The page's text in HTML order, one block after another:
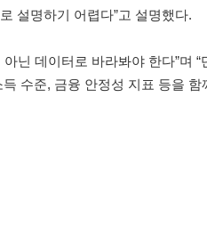
설명하기 어렵다”고 설명했다.
닌 데이터로 바라봐야 한다”며 “
수준, 금융 안정성 지표 등을 함